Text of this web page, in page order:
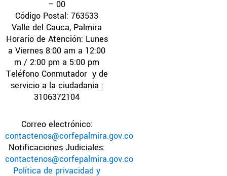
– 00
Código Postal: 763533
Valle del Cauca, Palmira
Horario de Atención: Lunes
a Viernes 8:00 am a 12:00
m / 2:00 pm a 5:00 pm
Teléfono Conmutador y de
servicio a la ciudadania :
3106372104
Correo electrónico:
contactenos@corfepalmira.gov.co
Notificaciones Judiciales:
contactenos@corfepalmira.gov.co
Política de privacidad y